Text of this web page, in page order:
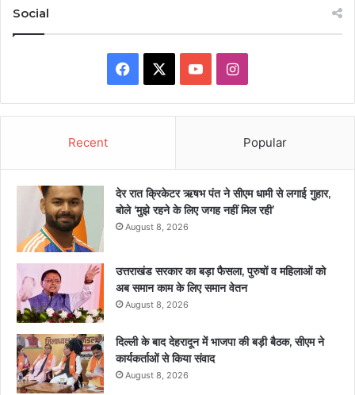
Social
Facebook YouTubeInstagram
Recent Popular
देर रात क्रिकेटर ऋषभ पंत ने सीएम धामी से लगाई गुहार,
बोले ‘मुझे रहने के लिए जगह नहीं मिल रही’
August 8, 2026
उत्तराखंड सरकार का बड़ा फैसला, पुरुषों व महिलाओं को
अब समान काम के लिए समान वेतन
August 8, 2026
दिल्ली के बाद देहरादून में भाजपा की बड़ी बैठक, सीएम ने
कार्यकर्ताओं से किया संवाद
August 8, 2026